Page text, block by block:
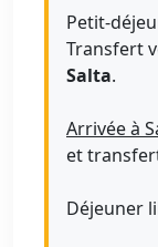
Petit-
Transfert
Salta.
Arrivée à
et
Déjeuner